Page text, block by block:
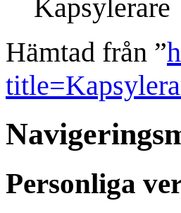
Kapsylerare
Hämtad från ”
Personliga